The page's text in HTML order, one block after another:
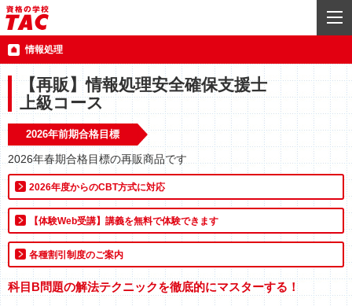
情報処理
【再販】情報処理安全確保支援士
上級コース
2026年前期合格目標
2026年春期合格目標の再販商品です
2026年度からのCBT方式に対応
【体験Web受講】講義を無料で体験できます
各種割引制度のご案内
科目B問題の解法テクニックを徹底的にマスターする！